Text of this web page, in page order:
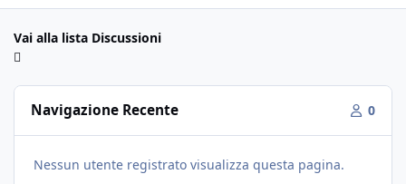
Vai alla lista Discussioni
Navigazione Recente 0
Nessun utente registrato visualizza questa pagina.